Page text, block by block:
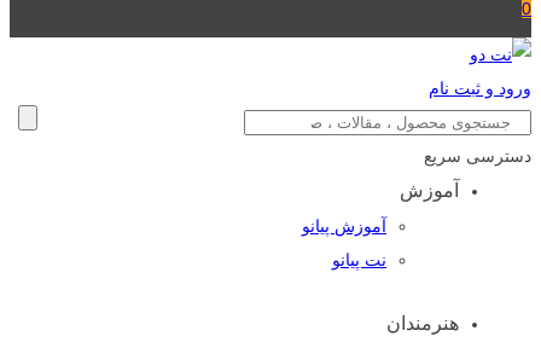
0
ورود و ثبت نام
دسترسی سریع
آموزش
آموزش پیانو
نت پیانو
هنرمندان